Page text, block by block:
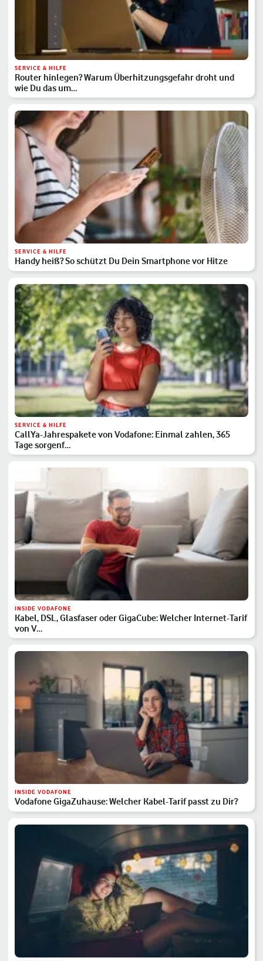
SERVICE & HILFE
Router hinlegen? Warum Überhitzungsgefahr droht und
wie Du das um…
SERVICE & HILFE
Handy heiß? So schützt Du Dein Smartphone vor Hitze
SERVICE & HILFE
CallYa-Jahrespakete von Vodafone: Einmal zahlen, 365
Tage sorgenf…
INSIDE VODAFONE
Kabel, DSL, Glasfaser oder GigaCube: Welcher Internet-Tarif
von V…
INSIDE VODAFONE
Vodafone GigaZuhause: Welcher Kabel-Tarif passt zu Dir?